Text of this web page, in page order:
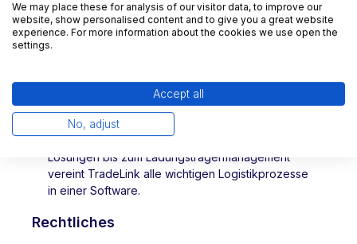
TradeLink digitalisiert die Lieferabstimmung
zwischen Lagern und deren Lieferanten. Von
Zeitfenstermanagement, über Dock & Yard
Lösungen bis zum Ladungsträgermanagement
vereint TradeLink alle wichtigen Logistikprozesse
in einer Software.
Rechtliches
We may place these for analysis of our visitor data, to improve our
website, show personalised content and to give you a great website
experience. For more information about the cookies we use open the
settings.
Accept all
No, adjust